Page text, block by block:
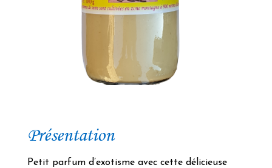
Présentation
Petit parfum d’exotisme avec cette délicieuse